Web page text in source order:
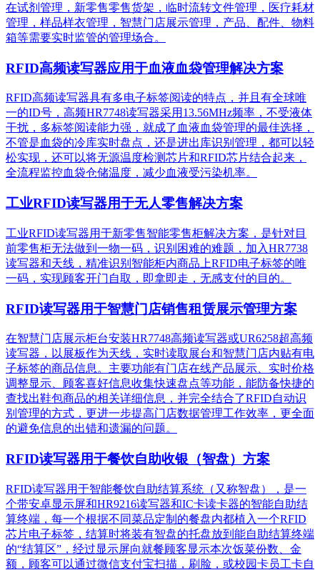
在试剂管理，新零售零售货架，临时流转文件管理，医疗耗材
管理，样品样衣管理，智慧门店展示管理，产品、配件、物料
箱等需要实时监管的管理场合。
RFID高频读写器应用于血液血袋管理解决方案
RFID高频读写器具有多电子标签阅读的特点，并且有全球唯
一的ID号，高频HR7748读写器采用13.56MHz频率，不受液体
干扰，多标签阅读能力强，就成了血液血袋管理的最佳选择，
不管是血袋的冷库实时盘点，还是进出库识别管理，都可以轻
松实现，还可以将无源温度检测芯片和RFID芯片结合起来，
全流程监控血袋仓储温度，减少血液受污染机率。
工业RFID读写器用于无人零售解决方案
工业RFID读写器用于新零售智能零售柜解决方案，是针对目
前零售柜无法做到一物一码，识别困难的难题，加入HR7738
读写器和天线，精准识别​智能柜内商品上RFID电子标签的唯
一码，实现顾客开门自取，即拿即走，无感支付的目的。
RFID读写器用于智慧门店销售租赁展示管理方案
在智慧门店展示柜台安装HR7748高频读写器或UR6258超高频
读写器，以展板作为天线，实时读取展台和智慧门店内贴有电
子标签的商品信息。主要功能有门店在线产品展示、实时价格
调整显示、顾客喜好信息收集快速盘点等功能，能防备快捷的
查找出鞋包商品的相关详细信息，并完全结合了RFID自动识
别管理的方式，更进一步提高门店数据管理工作效率，更全面
的避免信息的出错和遗漏的问题。
RFID读写器用于餐饮自助收银（智盘）方案
RFID读写器用于智能餐饮自助结算系统（又称智盘），是一
个带安卓显示屏和HR9216读写器和IC卡读卡器的智能自助结
算终端，每一个根据不同菜品定制的餐盘内都植入一个RFID
芯片电子标签，结算时将装有智盘的托盘放到能自助结算终端
的“结算区”，经过显示屏向就餐顾客显示本次饭菜份数、金
额，顾客可以通过微信支付宝扫描，刷脸，或校园卡员工卡自